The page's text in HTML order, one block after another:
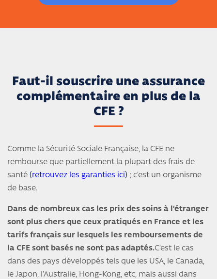
Faut-il souscrire une assurance
complémentaire en plus de la
CFE ?
Comme la Sécurité Sociale Française, la CFE ne
rembourse que partiellement la plupart des frais de
santé (retrouvez les garanties ici) ; c’est un organisme
de base.
Dans de nombreux cas les prix des soins à l’étranger
sont plus chers que ceux pratiqués en France et les
tarifs français sur lesquels les remboursements de
la CFE sont basés ne sont pas adaptés.C’est le cas
dans des pays développés tels que les USA, le Canada,
le Japon, l’Australie, Hong-Kong, etc, mais aussi dans